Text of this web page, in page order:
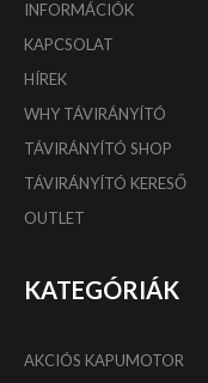
INFORMÁCIÓK
KAPCSOLAT
HÍREK
WHY TÁVIRÁNYÍTÓ
TÁVIRÁNYÍTÓ SHOP
TÁVIRÁNYÍTÓ KERESŐ
OUTLET
KATEGÓRIÁK
AKCIÓS KAPUMOTOR